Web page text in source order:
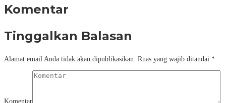
Komentar
Tinggalkan Balasan
Alamat email Anda tidak akan dipublikasikan. Ruas yang wajib ditandai *
Komentar